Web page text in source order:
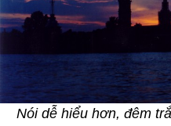
Nói dễ hiểu hơn, đêm